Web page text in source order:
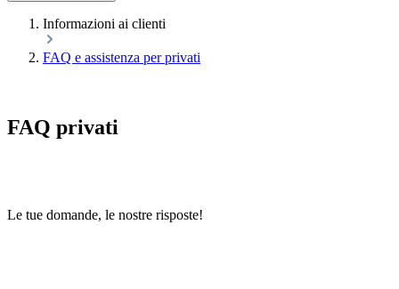
Informazioni ai clienti
FAQ e assistenza per privati
FAQ privati
Le tue domande, le nostre risposte!